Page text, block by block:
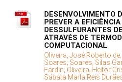
DESENVOLVIMENTO
PREVER A
DESSULFURANTES
ATRAVÉS DE
COMPUTACIONAL
Oliveira, José Roberto de;
Soares; Soares, Silas
Fardin; Oliveira, Heitor
Sábata Marla Reis